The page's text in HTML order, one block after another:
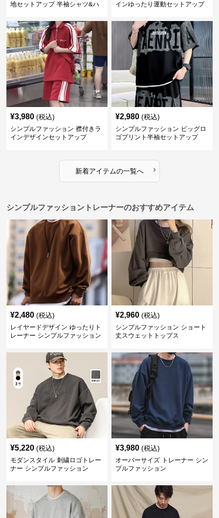
地セットアップ 半袖シャツ&ハ
インゆったり運動セットアップ
¥3,980 (税込)
シンプルファッション 襟付きラ
インデザインセットアップ
¥2,980 (税込)
シンプルファッション ビッグロ
ゴプリント半袖セットアップ
新着アイテムの一覧へ ›
シンプルファッショントレーナーのおすすめアイテム
¥2,480 (税込)
レイヤードデザイン ゆったりト
レーナー シンプルファッション
¥2,960 (税込)
シンプルファッション ショート
丈スウェットトップス
¥5,220 (税込)
モダンスタイル 刺繍ロゴトレー
ナー シンプルファッション
¥3,980 (税込)
オーバーサイズ トレーナー シン
プルファッション